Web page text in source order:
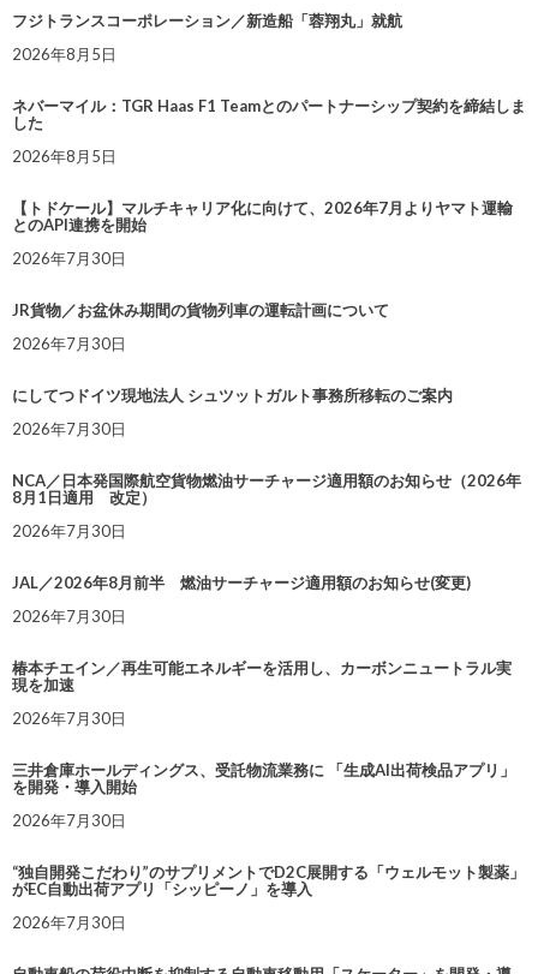
フジトランスコーポレーション／新造船「蓉翔丸」就航
2026年8月5日
ネバーマイル：TGR Haas F1 Teamとのパートナーシップ契約を締結しま
した
2026年8月5日
【トドケール】マルチキャリア化に向けて、2026年7月よりヤマト運輸
とのAPI連携を開始
2026年7月30日
JR貨物／お盆休み期間の貨物列車の運転計画について
2026年7月30日
にしてつドイツ現地法人 シュツットガルト事務所移転のご案内
2026年7月30日
NCA／日本発国際航空貨物燃油サーチャージ適用額のお知らせ（2026年
8月1日適用 改定）
2026年7月30日
JAL／2026年8月前半 燃油サーチャージ適用額のお知らせ(変更)
2026年7月30日
椿本チエイン／再生可能エネルギーを活用し、カーボンニュートラル実
現を加速
2026年7月30日
三井倉庫ホールディングス、受託物流業務に 「生成AI出荷検品アプリ」
を開発・導入開始
2026年7月30日
“独自開発こだわり”のサプリメントでD2C展開する「ウェルモット製薬」
がEC自動出荷アプリ「シッピーノ」を導入
2026年7月30日